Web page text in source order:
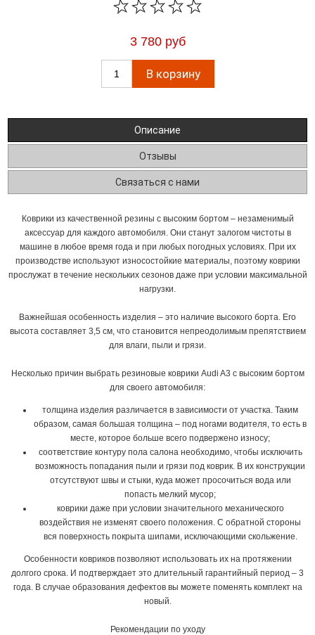
3 780 руб
Описание
Отзывы
Связаться с нами
Коврики из качественной резины с высоким бортом – незаменимый
аксессуар для каждого автомобиля. Они станут залогом чистоты в
машине в любое время года и при любых погодных условиях. При их
производстве используют износостойкие материалы, поэтому коврики
прослужат в течение нескольких сезонов даже при условии максимальной
нагрузки.
Важнейшая особенность изделия – это наличие высокого борта. Его
высота составляет 3,5 см, что становится непреодолимым препятствием
для влаги, пыли и грязи.
Несколько причин выбрать резиновые коврики Audi A3 с высоким бортом
для своего автомобиля:
толщина изделия различается в зависимости от участка. Таким
образом, самая большая толщина – под ногами водителя, то есть в
месте, которое больше всего подвержено износу;
соответствие контуру пола салона необходимо, чтобы исключить
возможность попадания пыли и грязи под коврик. В их конструкции
отсутствуют швы и стыки, куда может просочиться вода или
попасть мелкий мусор;
коврики даже при условии значительного механического
воздействия не изменят своего положения. С обратной стороны
вся поверхность покрыта шипами, исключающими скольжение.
Особенности ковриков позволяют использовать их на протяжении
долгого срока. И подтверждает это длительный гарантийный период – 3
года. В случае образования дефектов вы можете поменять комплект на
новый.
Рекомендации по уходу